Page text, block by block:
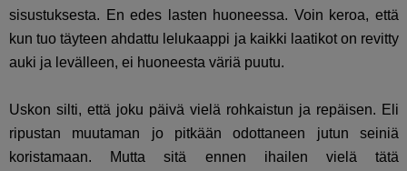
sisustuksesta. En edes lasten huoneessa. Voin keroa, että
kun tuo täyteen ahdattu lelukaappi ja kaikki laatikot on revitty
auki ja levälleen, ei huoneesta väriä puutu.
Uskon silti, että joku päivä vielä rohkaistun ja repäisen. Eli
ripustan muutaman jo pitkään odottaneen jutun seiniä
koristamaan. Mutta sitä ennen ihailen vielä tätä